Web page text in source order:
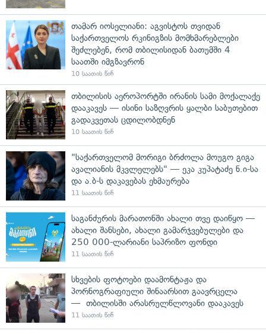
თამარ იოსელიანი: აგვისტოს თვიდან
საქართველოს რკინიგზის მომხმარებლები
შეძლებენ, რომ თბილისიდან ბათუმში 4
საათში იმგზავრონ
10 საათის წინ
თბილისის აეროპორტში ირანის სამი მოქალაქე
დააკავეს — ისინი საზღვრის ყალბი საბუთებით
გადაკვეთას ცდილობდნენ
10 საათის წინ
"საქართველომ მორიგი ბრძოლა მოუგო გიგა
ავალიანის მკვლელებს" — ეკა კუპატაძე ნ.ი-სა
და ა.ბ-ს დაკავებას ეხმაურება
11 საათის წინ
საგანძურის მარათონში ახალი თვე დაიწყო —
ახალი შანსები, ახალი გამარჯვებულები და
250 000-ლარიანი საპრიზო ფონდი
11 საათის წინ
სხვების ფოტოები დაამონტაჟა და
პორნოგრაფიული შინაარსით გაავრცელა
— თბილისში არასრულწლოვანი დააკავეს
11 საათის წინ